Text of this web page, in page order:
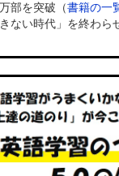
部を突破（書籍の一
ない時代」を終わら